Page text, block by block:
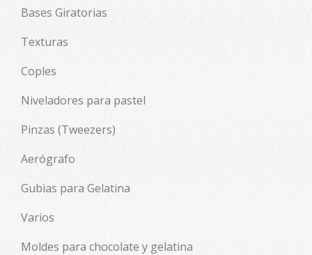
Bases Giratorias
Texturas
Coples
Niveladores para pastel
Pinzas (Tweezers)
Aerógrafo
Gubias para Gelatina
Varios
Moldes para chocolate y gelatina